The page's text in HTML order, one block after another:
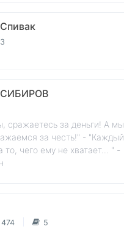
3
сражаетесь за деньги! А мы,
за честь!" - "Каждый
то, чего ему не хватает... " -
474 5